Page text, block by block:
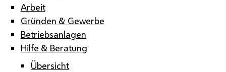
Arbeit
Gründen & Gewerbe
Betriebsanlagen
Hilfe & Beratung
Übersicht